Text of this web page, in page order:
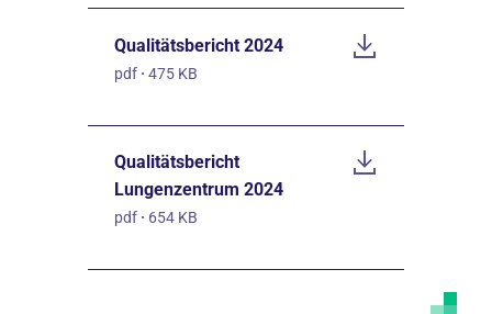
Qualitätsbericht 2024
pdf · 475 KB
Qualitätsbericht
Lungenzentrum 2024
pdf · 654 KB